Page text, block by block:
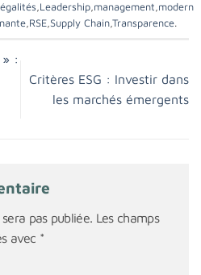
,Leadership,management,modern
,RSE,Supply Chain,Transparence.
» :
Critères ESG : Investir dans
les marchés émergents
pas publiée. Les champs
avec *